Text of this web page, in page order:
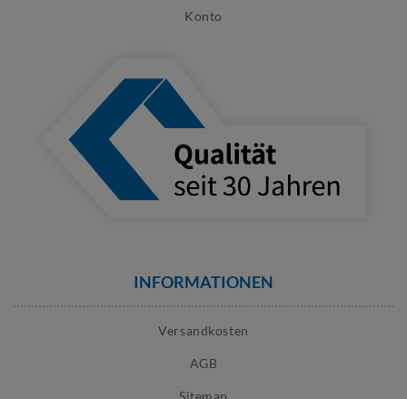
Konto
INFORMATIONEN
Versandkosten
AGB